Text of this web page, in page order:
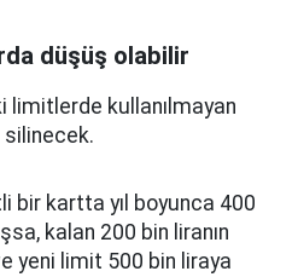
düşüş olabilir
limitlerde kullanılmayan
silinecek.
bir kartta yıl boyunca 400
kalan 200 bin liranın
yeni limit 500 bin liraya